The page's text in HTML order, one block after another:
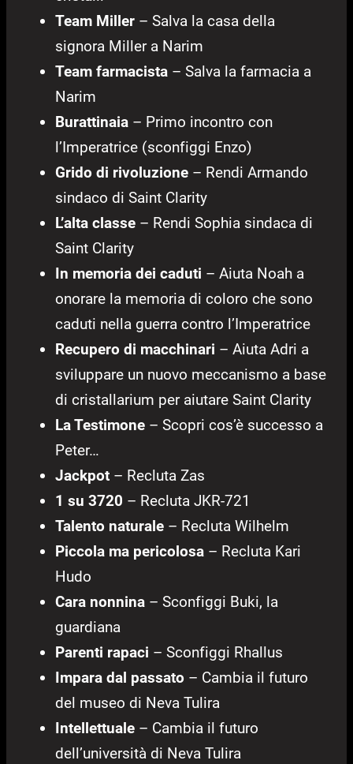
Team Miller – Salva la casa della
signora Miller a Narim
Team farmacista – Salva la farmacia a
Narim
Burattinaia – Primo incontro con
l’Imperatrice (sconfiggi Enzo)
Grido di rivoluzione – Rendi Armando
sindaco di Saint Clarity
L’alta classe – Rendi Sophia sindaca di
Saint Clarity
In memoria dei caduti – Aiuta Noah a
onorare la memoria di coloro che sono
caduti nella guerra contro l’Imperatrice
Recupero di macchinari – Aiuta Adri a
sviluppare un nuovo meccanismo a base
di cristallarium per aiutare Saint Clarity
La Testimone – Scopri cos’è successo a
Peter…
Jackpot – Recluta Zas
1 su 3720 – Recluta JKR-721
Talento naturale – Recluta Wilhelm
Piccola ma pericolosa – Recluta Kari
Hudo
Cara nonnina – Sconfiggi Buki, la
guardiana
Parenti rapaci – Sconfiggi Rhallus
Impara dal passato – Cambia il futuro
del museo di Neva Tulira
Intellettuale – Cambia il futuro
dell’università di Neva Tulira